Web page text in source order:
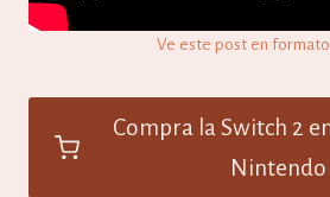
Ve este post en formato
Compra la Switch 2
Nintendo